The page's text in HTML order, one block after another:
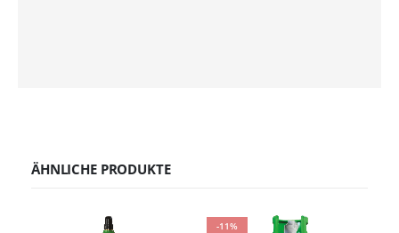
ÄHNLICHE PRODUKTE
-11%